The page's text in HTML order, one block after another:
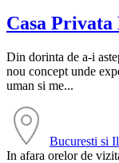
Casa Privata
Din dorinta de a-i
nou concept unde
uman si me...
Bucuresti si
In afara orelor de